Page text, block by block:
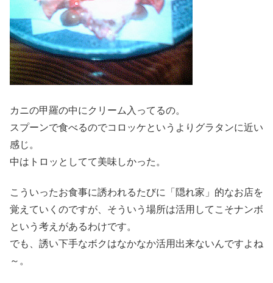
カニの甲羅の中にクリーム入ってるの。
スプーンで食べるのでコロッケというよりグラタンに近い
感じ。
中はトロッとしてて美味しかった。
こういったお食事に誘われるたびに「隠れ家」的なお店を
覚えていくのですが、そういう場所は活用してこそナンボ
という考えがあるわけです。
でも、誘い下手なボクはなかなか活用出来ないんですよね
～。